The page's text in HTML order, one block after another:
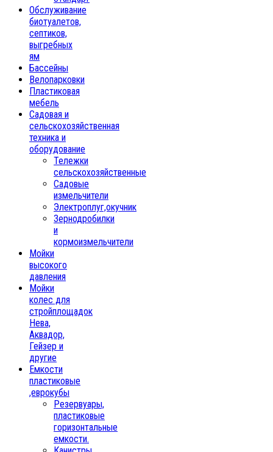
Обслуживание
биотуалетов,
септиков,
выгребных
ям
Бассейны
Велопарковки
Пластиковая
мебель
Садовая и
сельскохозяйственная
техника и
оборудование
Тележки
сельскохозяйственные
Садовые
измельчители
Электроплуг,окучник
Зернодробилки
и
кормоизмельчители
Мойки
высокого
давления
Мойки
колес для
стройплощадок
Нева,
Аквадор,
Гейзер и
другие
Емкости
пластиковые
,еврокубы
Резервуары,
пластиковые
горизонтальные
емкости.